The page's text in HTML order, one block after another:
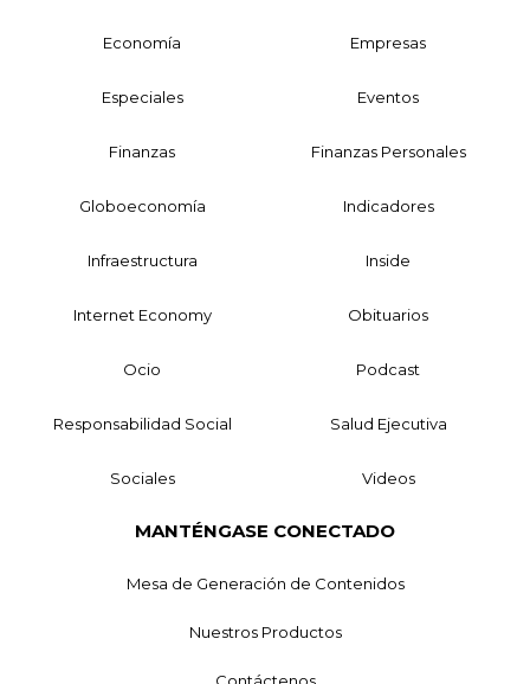
Economía Empresas
Especiales Eventos
Finanzas Finanzas Personales
Globoeconomía Indicadores
Infraestructura Inside
Internet Economy Obituarios
Ocio Podcast
Responsabilidad Social Salud Ejecutiva
Sociales Videos
MANTÉNGASE CONECTADO
Mesa de Generación de Contenidos
Nuestros Productos
Contáctenos